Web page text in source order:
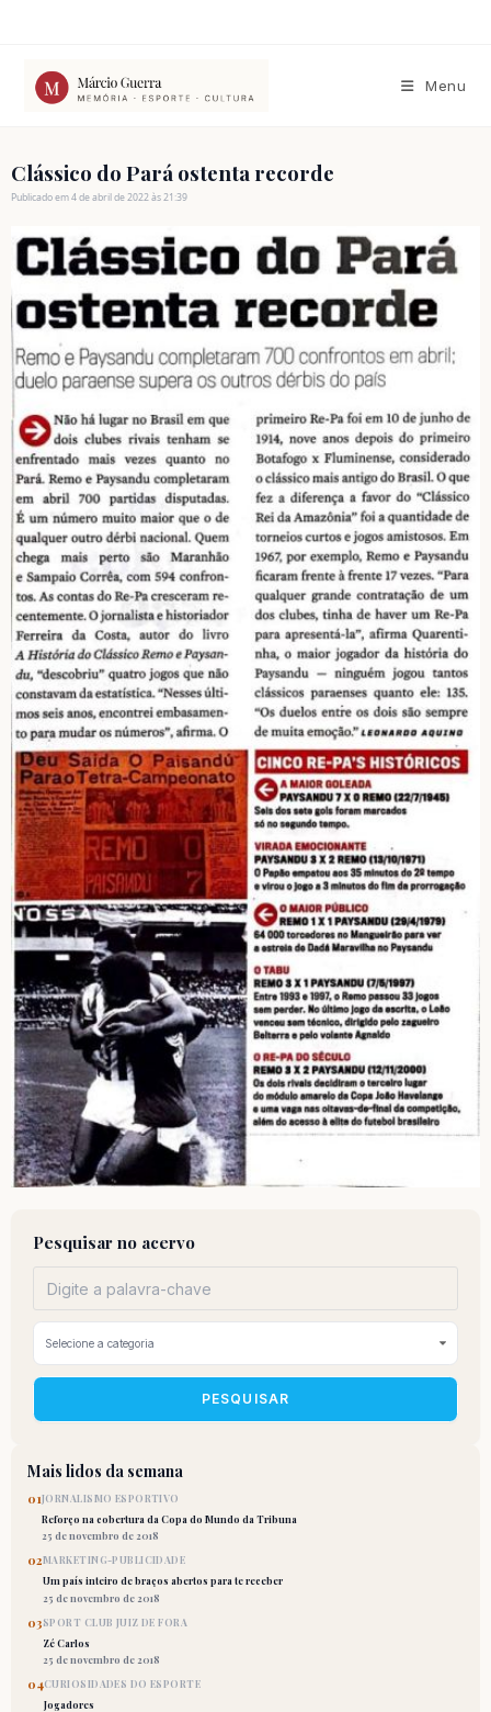
conteúdo
Menu
Clássico do Pará ostenta recorde
Publicado em 4 de abril de 2022 às 21:39
Pesquisar no acervo
PESQUISAR
Mais lidos da semana
01JORNALISMO ESPORTIVO
Reforço na cobertura da Copa do Mundo da Tribuna
25 de novembro de 2018
02 MARKETING-PUBLICIDADE
Um país inteiro de braços abertos para te receber
25 de novembro de 2018
03SPORT CLUB JUIZ DE FORA
Zé Carlos
25 de novembro de 2018
04CURIOSIDADES DO ESPORTE
Jogadores